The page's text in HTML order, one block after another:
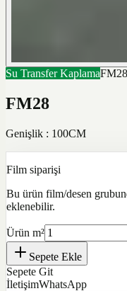
Su Transfer KaplamaFM28
FM28
Genişlik : 100CM
Film siparişi
Bu ürün film/desen
eklenebilir.
Ürün m²
Sepete Ekle
Sepete Git
İletişimWhatsApp